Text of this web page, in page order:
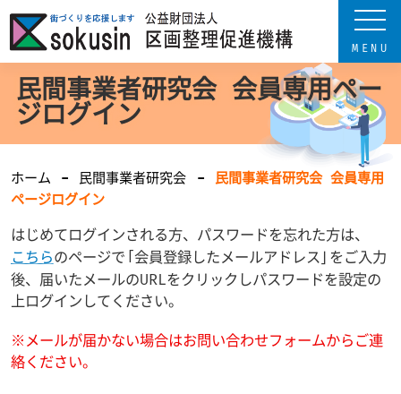
民間事業者研究会 会員専用ペー
ジログイン
ホーム 民間事業者研究会
民間事業者研究会 会員専用
ページログイン
はじめてログインされる方、パスワードを忘れた方は、
こちらのページで「会員登録したメールアドレス」をご入力
後、届いたメールのURLをクリックしパスワードを設定の
上ログインしてください。
※メールが届かない場合はお問い合わせフォームからご連
絡ください。